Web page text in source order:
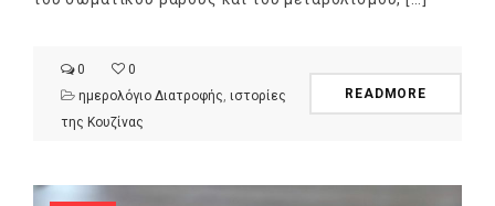
0
0
ημερολόγιο Διατροφής, ιστορίες
της Κουζίνας
READMORE